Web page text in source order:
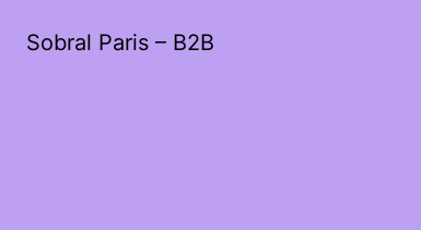
Sobral Paris – B2B